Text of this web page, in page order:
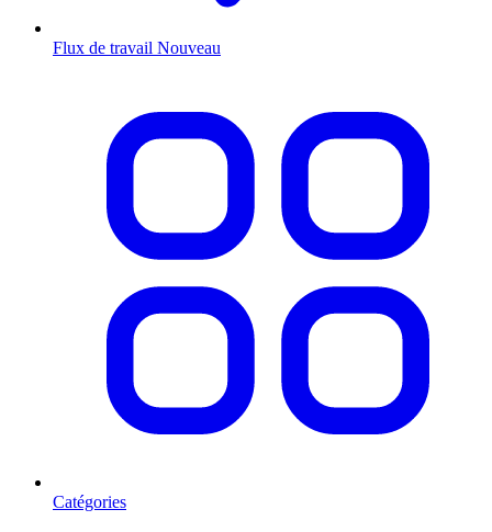
Flux de travail Nouveau
Catégories